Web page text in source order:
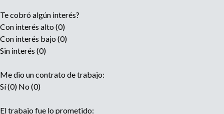
Te cobró algún interés?
Con interés alto (0)
Con interés bajo (0)
Sin interés (0)
Me dio un contrato de trabajo:
Sí (0) No (0)
El trabajo fue lo prometido: